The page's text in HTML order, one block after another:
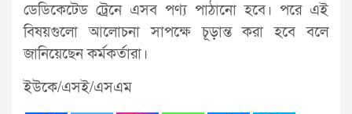
ডেডিকেটেড ট্রেনে এসব পণ্য পাঠানো হবে। পরে এই
বিষয়গুলো আলোচনা সাপক্ষে চূড়ান্ত করা হবে বলে
জানিয়েছেন কর্মকর্তারা।
ইউকে/এসই/এসএম